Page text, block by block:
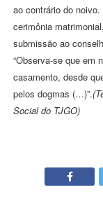
ao contrário do
cerimônia
submissão ao
“Observa-se que em
casamento, desde
pelos dogmas (…)”.
Social do TJGO)